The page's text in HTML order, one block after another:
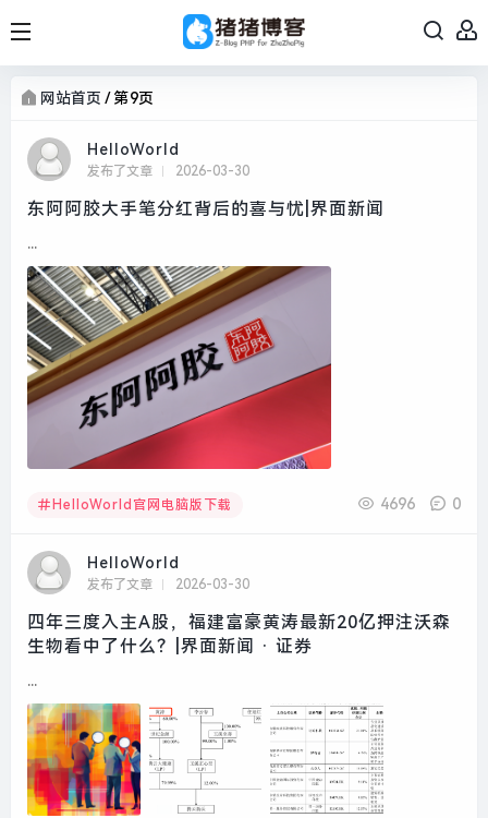
网站首页 /第9页
HelloWorld
发布了文章 2026-03-30
东阿阿胶大手笔分红背后的喜与忧|界面新闻
...
HelloWorld官网电脑版下载 4696 0
HelloWorld
发布了文章 2026-03-30
四年三度入主A股，福建富豪黄涛最新20亿押注沃森
生物看中了什么？|界面新闻 · 证券
...